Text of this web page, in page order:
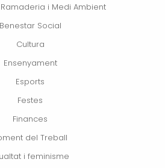
i Medi Ambient
Benestar Social
Cultura
Ensenyament
Esports
Festes
Finances
del Treball
i feminisme